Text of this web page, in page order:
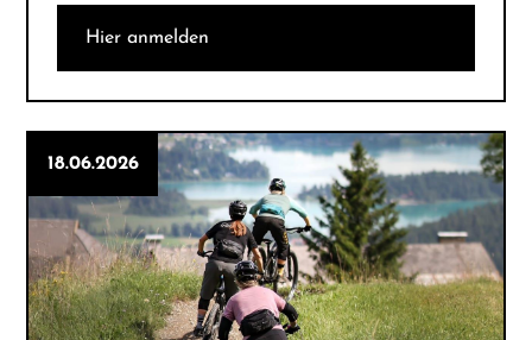
Hier anmelden
18.06.2026